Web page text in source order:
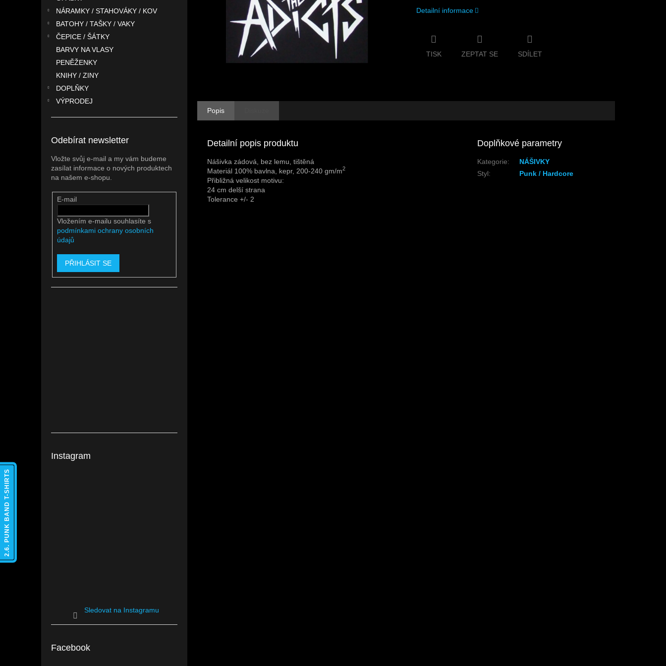
NÁRAMKY / STAHOVÁKY / KOV
BATOHY / TAŠKY / VAKY
ČEPICE / ŠÁTKY
BARVY NA VLASY
PENĚŽENKY
KNIHY / ZINY
DOPLŇKY
VÝPRODEJ
Odebírat newsletter
Vložte svůj e-mail a my vám budeme
zasílat informace o nových produktech
na našem e-shopu.
E-mail
Vložením e-mailu souhlasíte s
podmínkami ochrany osobních
údajů
PŘIHLÁSIT SE
Instagram
Sledovat na Instagramu
Facebook
Detailní informace
TISK ZEPTAT SE SDÍLET
Popis
Detailní popis produktu
Nášivka zádová, bez lemu, tištěná
Materiál 100% bavlna, kepr, 200-240 gm/m2
Přibližná velikost motivu:
24 cm delší strana
Tolerance +/- 2
Doplňkové parametry
Kategorie:
NÁŠIVKY
Styl: Punk / Hardcore
2.6. PUNK BAND T-SHIRTS